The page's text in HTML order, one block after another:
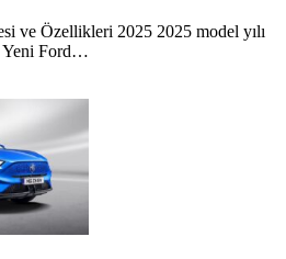
ve Özellikleri 2025 2025 model yılı
Yeni Ford…